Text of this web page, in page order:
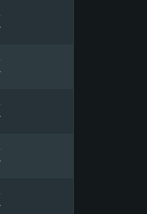
드라
를
지원